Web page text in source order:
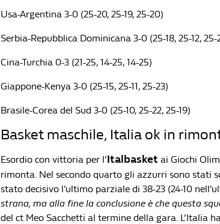
Usa-Argentina 3-0 (25-20, 25-19, 25-20)
Serbia-Repubblica Dominicana 3-0 (25-18, 25-12, 25-
Cina-Turchia 0-3 (21-25, 14-25, 14-25)
Giappone-Kenya 3-0 (25-15, 25-11, 25-23)
Brasile-Corea del Sud 3-0 (25-10, 25-22, 25-19)
Basket maschile, Italia ok in
Esordio con vittoria per l’Italbasket ai Giochi
rimonta. Nel secondo quarto gli azzurri sono stati
stato decisivo l’ultimo parziale di 38-23 (24-10
strana, ma alla fine la conclusione è che questa
del ct Meo Sacchetti al termine della gara. L’Italia